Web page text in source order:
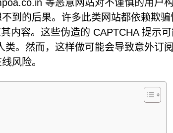
等恶意网站对不谨慎的用户
到的后果。许多此类网站都依赖欺
内容。这些伪造的 CAPTCHA 提示
类。然而，这样做可能会导致意外订
风险。